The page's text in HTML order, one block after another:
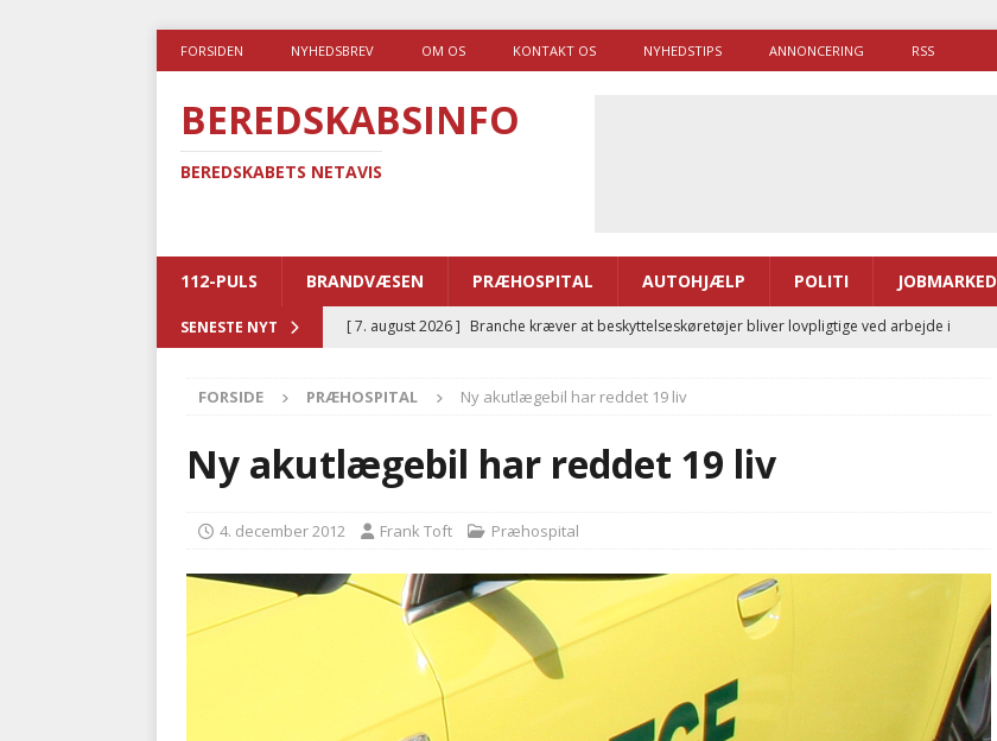
FORSIDEN NYHEDSBREV OM OS KONTAKT OS NYHEDSTIPS ANNONCERING RSS
BEREDSKABSINFO
BEREDSKABETS NETAVIS
112-PULS BRANDVÆSEN PRÆHOSPITAL AUTOHJÆLP POLITI JOBMARKED
SENESTE NYT [ 7. august 2026 ] Branche kræver at beskyttelseskøretøjer bliver lovpligtige ved arbejde i
[ 6. august 2026 ] Brandvæsenernes gennemsnitlige responstid steg med 9 sekunder i 2025
BRANDVÆSEN
[ 5. august 2026 ]
i det offentlige
PRÆHOSPITAL
[ 8. august 2026 ] Klagenævn: Tilbud på patienttransport kunne ikke ændres efter
tilbudsfristen
PRÆHOSPITAL
FORSIDE PRÆHOSPITAL Ny akutlægebil har reddet 19 liv
Ny akutlægebil har reddet 19 liv
4. december 2012 Frank Toft Præhospital